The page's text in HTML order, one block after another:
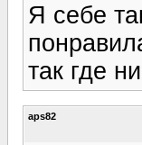
Я себе
так где
aps82